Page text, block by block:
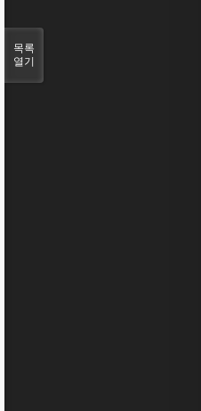
목록
열기